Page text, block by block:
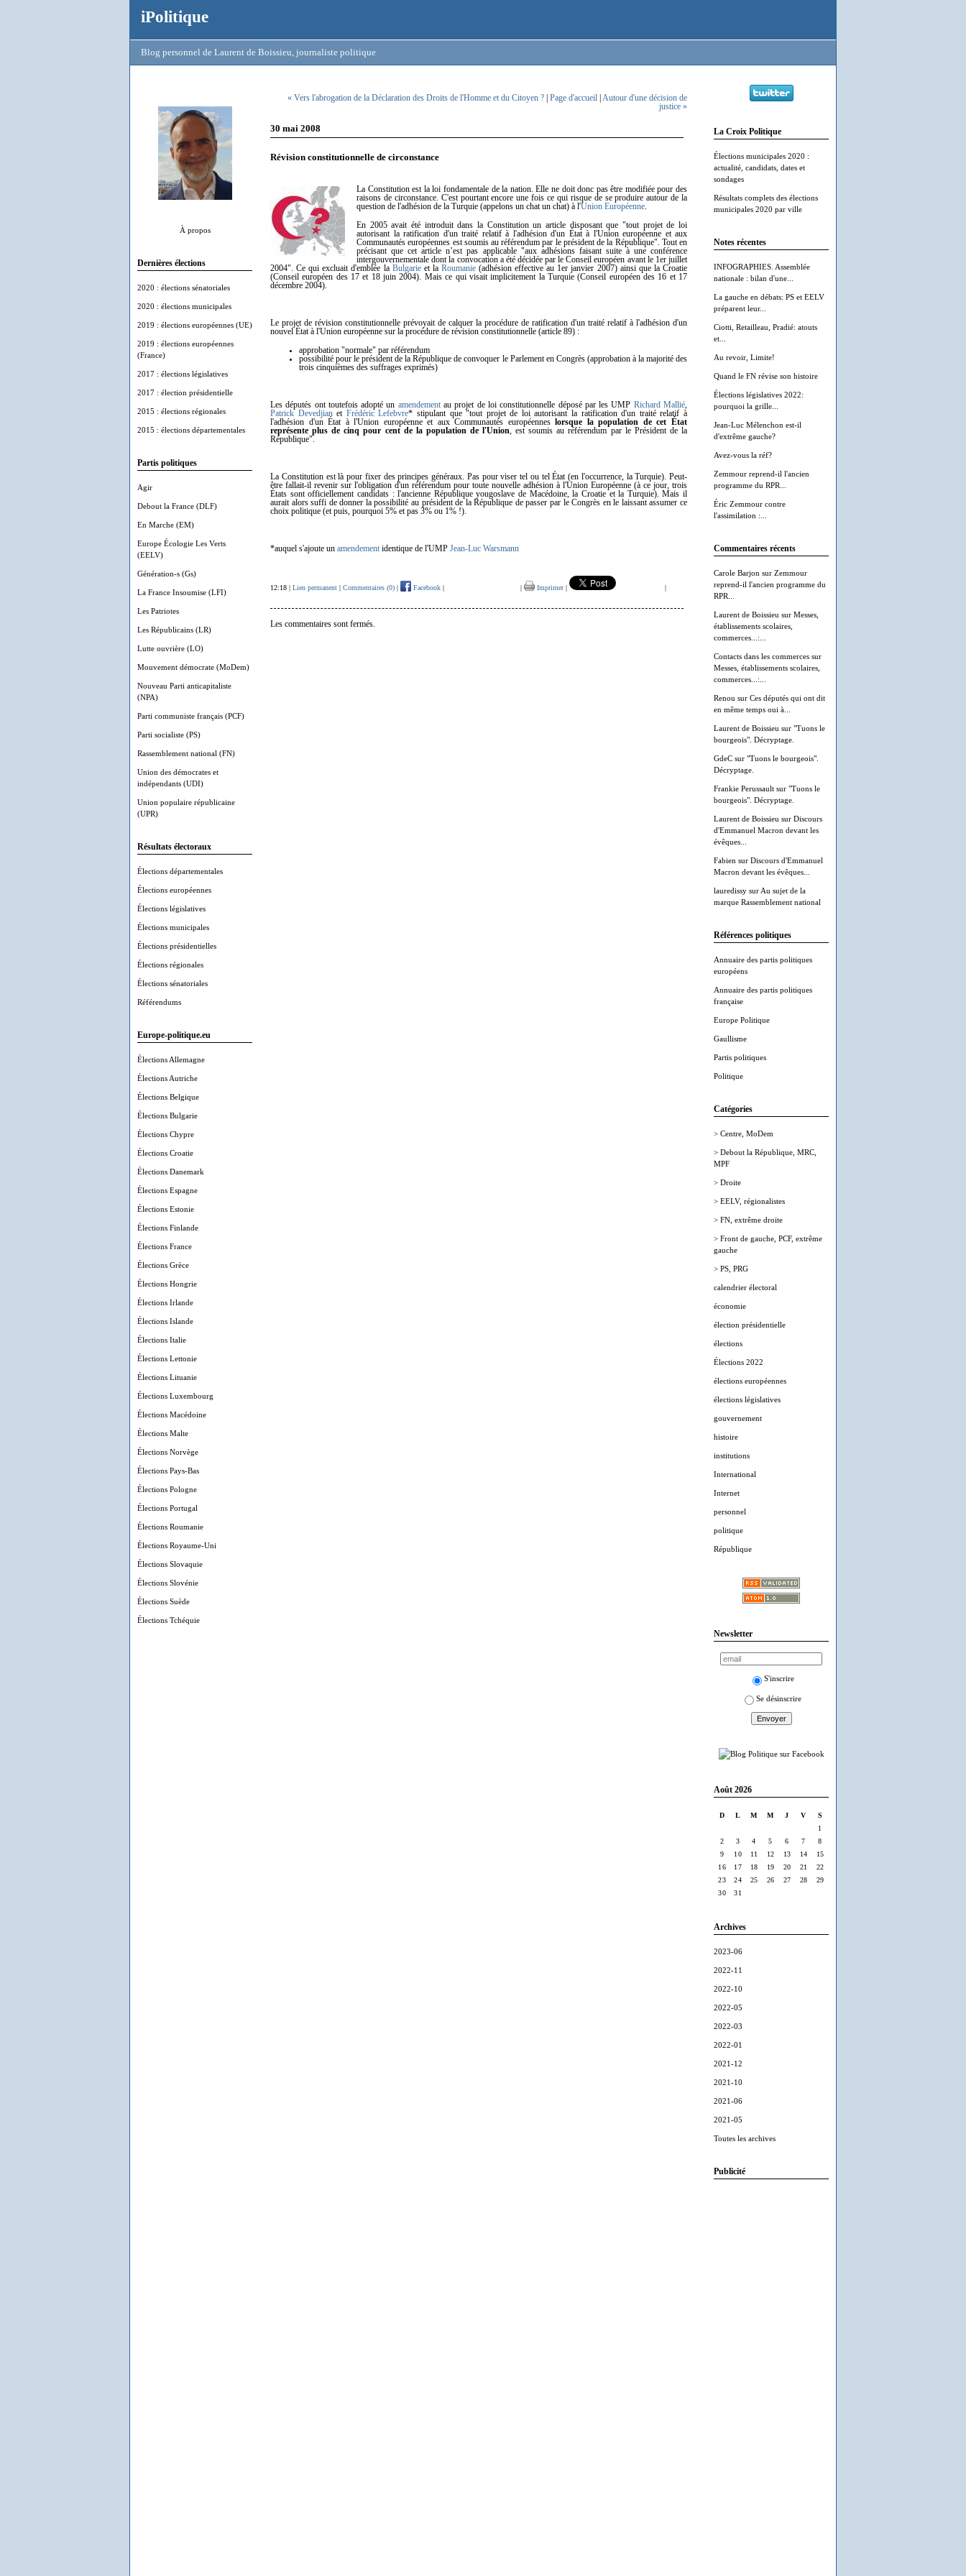
iPolitique
Blog personnel de Laurent de Boissieu, journaliste politique
À propos
Dernières élections
2020 : élections sénatoriales
2020 : élections municipales
2019 : élections européennes (UE)
2019 : élections européennes
(France)
2017 : élections législatives
2017 : élection présidentielle
2015 : élections régionales
2015 : élections départementales
Partis politiques
Agir
Debout la France (DLF)
En Marche (EM)
Europe Écologie Les Verts
(EELV)
Génération-s (Gs)
La France Insoumise (LFI)
Les Patriotes
Les Républicains (LR)
Lutte ouvrière (LO)
Mouvement démocrate (MoDem)
Nouveau Parti anticapitaliste
(NPA)
Parti communiste français (PCF)
Parti socialiste (PS)
Rassemblement national (FN)
Union des démocrates et
indépendants (UDI)
Union populaire républicaine
(UPR)
Résultats électoraux
Élections départementales
Élections européennes
Élections législatives
Élections municipales
Élections présidentielles
Élections régionales
Élections sénatoriales
Référendums
Europe-politique.eu
Élections Allemagne
Élections Autriche
Élections Belgique
Élections Bulgarie
Élections Chypre
Élections Croatie
Élections Danemark
Élections Espagne
Élections Estonie
Élections Finlande
Élections France
Élections Grèce
Élections Hongrie
Élections Irlande
Élections Islande
Élections Italie
Élections Lettonie
Élections Lituanie
Élections Luxembourg
Élections Macédoine
Élections Malte
Élections Norvège
Élections Pays-Bas
Élections Pologne
Élections Portugal
Élections Roumanie
Élections Royaume-Uni
Élections Slovaquie
Élections Slovénie
Élections Suède
Élections Tchéquie
La Croix Politique
Élections municipales 2020 :
actualité, candidats, dates et
sondages
Résultats complets des élections
municipales 2020 par ville
Notes récentes
INFOGRAPHIES. Assemblée
nationale : bilan d'une...
La gauche en débats: PS et EELV
préparent leur...
Ciotti, Retailleau, Pradié: atouts
et...
Au revoir, Limite!
Quand le FN révise son histoire
Élections législatives 2022:
pourquoi la grille...
Jean-Luc Mélenchon est-il
d'extrême gauche?
Avez-vous la réf?
Zemmour reprend-il l'ancien
programme du RPR...
Éric Zemmour contre
l'assimilation :...
Commentaires récents
Carole Barjon sur Zemmour
reprend-il l'ancien programme du
RPR...
Laurent de Boissieu sur Messes,
établissements scolaires,
commerces...:...
Contacts dans les commerces sur
Messes, établissements scolaires,
commerces...:...
Renou sur Ces députés qui ont dit
en même temps oui à...
Laurent de Boissieu sur "Tuons le
bourgeois". Décryptage.
GdeC sur "Tuons le bourgeois".
Décryptage.
Frankie Perussault sur "Tuons le
bourgeois". Décryptage.
Laurent de Boissieu sur Discours
d'Emmanuel Macron devant les
évêques...
Fabien sur Discours d'Emmanuel
Macron devant les évêques...
lauredissy sur Au sujet de la
marque Rassemblement national
Références politiques
Annuaire des partis politiques
européens
Annuaire des partis politiques
française
Europe Politique
Gaullisme
Partis politiques
Politique
Catégories
> Centre, MoDem
> Debout la République, MRC,
MPF
> Droite
> EELV, régionalistes
> FN, extrême droite
> Front de gauche, PCF, extrême
gauche
> PS, PRG
calendrier électoral
économie
élection présidentielle
élections
Élections 2022
élections européennes
élections législatives
gouvernement
histoire
institutions
International
Internet
personnel
politique
République
Newsletter
S'inscrire
Se désinscrire
Août 2026
D L M M J V
S
1
2
3 4 5 6 7
8
9
10 11 12 13 14
15
16
17 18 19 20 21
22
23
24 25 26 27 28
29
30
31
Archives
2023-06
2022-11
2022-10
2022-05
2022-03
2022-01
2021-12
2021-10
2021-06
2021-05
Toutes les archives
Publicité
« Vers l'abrogation de la Déclaration des Droits de l'Homme et du Citoyen ? Page d'accueil
Autour d'une décision de
justice »
30 mai 2008
Révision constitutionnelle de circonstance
La Constitution est la loi fondamentale de la nation. Elle ne doit donc pas être modifiée pour des
raisons de circonstance. C'est pourtant encore une fois ce qui risque de se produire autour de la
question de l'adhésion de la Turquie (appelons un chat un chat) à l'Union Européenne
En 2005 avait été introduit dans la Constitution un article disposant que "tout projet de loi
autorisant la ratification d'un traité relatif à l'adhésion d'un État à l'Union européenne et aux
Communautés européennes est soumis au référendum par le président de la République". Tout en
précisant que cet article n’est pas applicable "aux adhésions faisant suite à une conférence
intergouvernementale dont la convocation a été décidée par le Conseil européen avant le 1er juillet
2004". Ce qui excluait d'emblée la Bulgarieet la Roumanie(adhésion effective au 1er janvier 2007) ainsi que la Croatie
(Conseil européen des 17 et 18 juin 2004). Mais ce qui visait implicitement la Turquie (Conseil européen des 16 et 17
décembre 2004).
Le projet de révision constitutionnelle prévoyait de calquer la procédure de ratification d'un traité relatif à l'adhésion d'un
nouvel État à l'Union européenne sur la procédure de révision constitutionnelle (article 89) :
approbation "normale" par référendum
possibilité pour le président de la République de convoquer le Parlement en Congrès (approbation à la majorité des
trois cinquièmes des suffrages exprimés)
Les députés ont toutefois adopté un amendementau projet de loi constitutionnelle déposé par les UMP Richard Mallié
Patrick Devedjianet Frédéric Lefebvre* stipulant que "tout projet de loi autorisant la ratification d'un traité relatif à
l'adhésion d'un État à l'Union européenne et aux Communautés européenneslorsque la population de cet État
représente plus de cinq pour cent de la population de l'Union , est soumis au référendum par le Président de la
République".
La Constitution est là pour fixer des principes généraux. Pas pour viser tel ou tel État (en l'occurrence, la Turquie). Peut-
être fallait-il revenir sur l'obligation d'un référendum pour toute nouvelle adhésion à l'Union Européenne (à ce jour, trois
États sont officiellement candidats : l'ancienne République yougoslave de Macédoine, la Croatie et la Turquie). Mais il
aurait alors suffi de donner la possibilité au président de la République de passer par le Congrès en le laissant assumer ce
choix politique (et puis, pourquoi 5% et pas 3% ou 1% !).
*auquel s'ajoute un amendement identique de l'UMP Jean-Luc Warsmann
12:18 | Lien permanent | Commentaires (0) | Facebook | | Imprimer| |
Les commentaires sont fermés.